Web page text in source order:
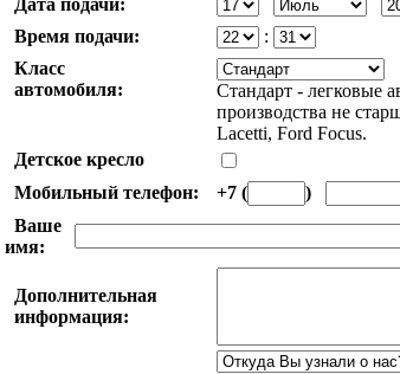
Дата подачи:
Время подачи:
:
Класс
автомобиля:
Стандарт - легковые
производства не
Lacetti, Ford Focus.
Детское кресло
Мобильный телефон:
+7 (
)
Ваше
имя:
Дополнительная
информация: